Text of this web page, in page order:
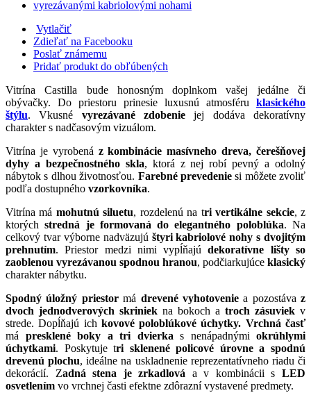
Vytlačiť
Zdieľať na Facebooku
Poslať známemu
Pridať produkt do obľúbených
Vitrína Castilla bude honosným doplnkom vašej jedálne či
obývačky. Do priestoru prinesie luxusnú atmosféru klasického
štýlu. Vkusné vyrezávané zdobenie jej dodáva dekoratívny
charakter s nadčasovým vizuálom.
Vitrína je vyrobená z kombinácie masívneho dreva, čerešňovej
dyhy a bezpečnostného skla, ktorá z nej robí pevný a odolný
nábytok s dlhou životnosťou. Farebné prevedeniesi môžete zvoliť
podľa dostupného vzorkovníka.
Vitrína má mohutnú siluetu, rozdelenú na tri vertikálne sekcie, z
ktorýchstredná je formovaná do elegantného poloblúka. Na
celkový tvar výborne nadväzujú štyri kabriolové nohy s dvojitým
prehnutím. Priestor medzi nimi vypĺňajúdekoratívne lišty so
zaoblenou vyrezávanou spodnou hranou, podčiarkujúce klasický
charakter nábytku.
Spodný úložný priestormá drevené vyhotoveniea pozostáva z
dvoch jednodverových skriniek na bokoch a troch zásuviek v
strede. Dopĺňajú ich kovové poloblúkové úchytky. Vrchná časť
má presklené boky a tri dvierka s nenápadnými okrúhlymi
úchytkami. Poskytuje tri sklenené policové úrovne a spodnú
drevenú plochu, ideálne na uskladnenie reprezentatívneho riadu či
dekorácií. Zadná stena je zrkadlová a v kombinácii sLED
osvetlením vo vrchnej časti efektne zdôrazní vystavené predmety.